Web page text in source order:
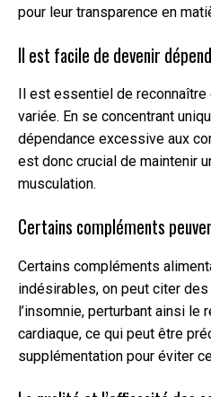
pour leur transparence en
Il est facile de devenir
Il est essentiel de
variée. En se concentrant
dépendance excessive aux
est donc crucial de maintenir
musculation.
Certains compléments
Certains compléments
indésirables, on peut citer
l’insomnie, perturbant ainsi
cardiaque, ce qui peut être
supplémentation pour éviter